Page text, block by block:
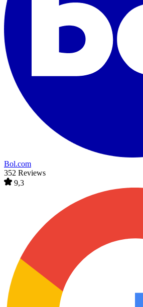
Bol.com
352 Reviews
9,3